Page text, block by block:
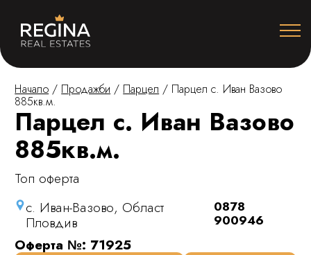
Начало / Продажби / Парцел / Парцел с. Иван Вазово
885кв.м.
Парцел с. Иван Вазово
885кв.м.
Топ оферта
с. Иван-Вазово, Област
Пловдив
0878
900946
Оферта №: 71925